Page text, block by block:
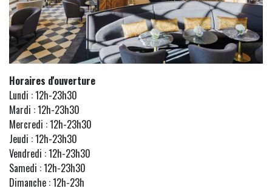
Horaires d'ouverture
Lundi : 12h-23h30
Mardi : 12h-23h30
Mercredi : 12h-23h30
Jeudi : 12h-23h30
Vendredi : 12h-23h30
Samedi : 12h-23h30
Dimanche : 12h-23h